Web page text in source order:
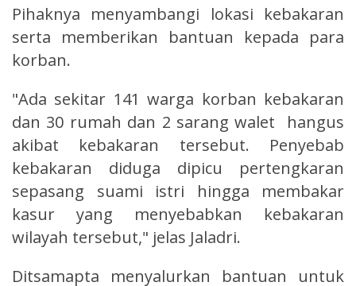
Pihaknya menyambangi lokasi kebakaran
serta memberikan bantuan kepada para
korban.
"Ada sekitar 141 warga korban kebakaran
dan 30 rumah dan 2 sarang walet hangus
akibat kebakaran tersebut. Penyebab
kebakaran diduga dipicu pertengkaran
sepasang suami istri hingga membakar
kasur yang menyebabkan kebakaran
wilayah tersebut," jelas Jaladri.
Ditsamapta menyalurkan bantuan untuk